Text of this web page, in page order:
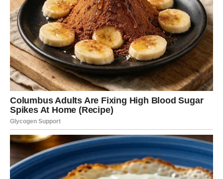
napredak i nove prilike za saradnju. Mnogi će biti prijatno
iznenađeni ponudom koja dolazi potpuno neočekivano.
Neočekivani dobitak donosi olakšanje
Neki pripadnici ovog znaka mogli bi da dobiju novac kroz
nasledstvo, povraćaj dugova ili pomoć osobe od koje to
najmanje očekuju.
Ovaj finansijski preokret dolazi u pravom trenutku jer će
vam omogućiti da rešite problem koji vas dugo
opterećuje. Konačno ćete moći da odahnete i da planirate
budućnost sa mnogo više optimizma.